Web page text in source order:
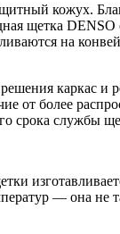
кожух.
щетка DENSO
на
каркас и
от более
срока службы
— она не